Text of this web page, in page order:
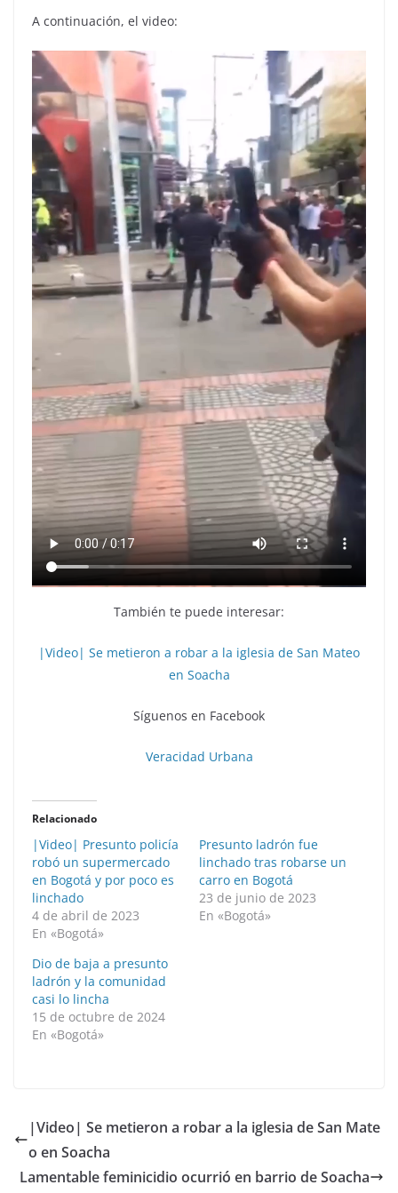
A continuación, el video:
También te puede interesar:
|Video| Se metieron a robar a la iglesia de San Mateo
en Soacha
Síguenos en Facebook
Veracidad Urbana
Relacionado
|Video| Presunto policía
robó un supermercado
en Bogotá y por poco es
linchado
4 de abril de 2023
En «Bogotá»
Presunto ladrón fue
linchado tras robarse un
carro en Bogotá
23 de junio de 2023
En «Bogotá»
Dio de baja a presunto
ladrón y la comunidad
casi lo lincha
15 de octubre de 2024
En «Bogotá»
|Video| Se metieron a robar a la iglesia de San Mate
o en Soacha
Lamentable feminicidio ocurrió en barrio de Soacha